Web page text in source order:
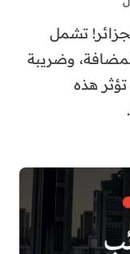
تشمل
وضريبة
هذه